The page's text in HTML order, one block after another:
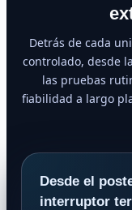
Detrás de cada
controlado, desde
las pruebas
fiabilidad a largo
Desde el
interruptor